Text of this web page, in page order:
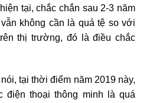
tại, chắc chắn sau 2-3 năm
không cần là quá tệ so với
thị trường, đó là điều chắc
tại thời điểm năm 2019 này,
điện thoại thông minh là quá